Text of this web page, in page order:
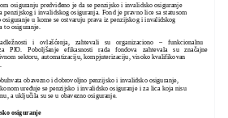
osiguranju predviđeno je da se penzijsko i invalidsko osiguranje
penzijskog i invalidskog osiguranja. Fond je pravno lice sa statusom
osiguranje u kome se ostvaruju prava iz penzijskog i invalidskog
to osiguranje.
i ovlašćenja, zahtevali su organizaciono – funkcionalnu
PIO. Poboljšanje efikasnosti rada fondova zahtevala su značajne
sektoru, automatizaciju, kompjuterizaciju, visoko kvalifikovan
obavezno i dobrovoljno penzijsko i invalidsko osiguranje,
uređuje se penzijsko i invalidsko osiguranje i za lica koja nisu
a uključila su se u obavezno osiguranje.
osiguranje